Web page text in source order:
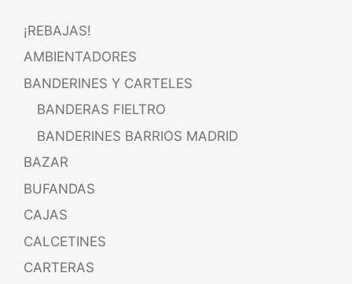
¡REBAJAS!
AMBIENTADORES
BANDERINES Y CARTELES
BANDERAS FIELTRO
BANDERINES BARRIOS MADRID
BAZAR
BUFANDAS
CAJAS
CALCETINES
CARTERAS